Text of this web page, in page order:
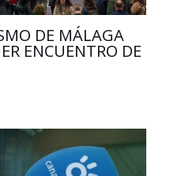
DE MÁLAGA
ENCUENTRO DE